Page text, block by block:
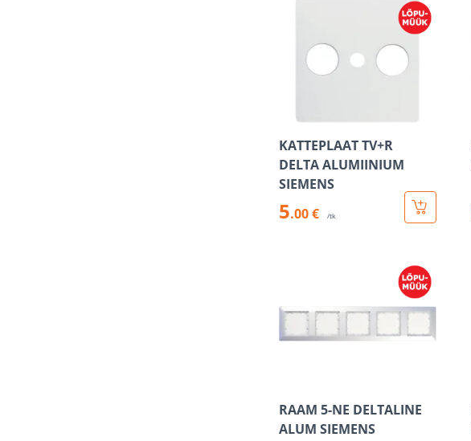
KATTEPLAAT TV+R
DELTA ALUMIINIUM
SIEMENS
5.00 € /tk
RAAM 5-NE DELTALINE
ALUM SIEMENS